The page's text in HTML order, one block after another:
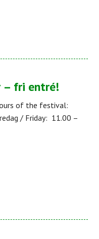
– fri entré!
of the festival:
/ Friday: 11.00 –